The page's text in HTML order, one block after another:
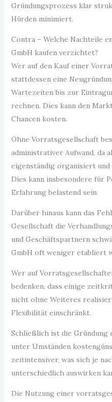
Gründungsprozess klar
Hürden minimiert.
Contra – Welche Nachteile
GmbH kaufen verzichtet?
Wer auf den Kauf einer
stattdessen eine
Wartezeiten bis zur
rechnen. Dies kann den
Chancen kosten.
Ohne Vorratsgesellschaft
administrativer Aufwand, da
eigenständig organisiert und
Dies kann insbesondere für
Erfahrung belastend sein.
Darüber hinaus kann das
Gesellschaft die
und Geschäftspartnern
GmbH oft weniger etabliert
Wer auf
bedenken, dass einige
nicht ohne Weiteres
Flexibilität einschränkt.
Schließlich ist die Gründung
unter Umständen
zeitintensiver, was sich je
unterschiedlich auswirken
Die Nutzung einer